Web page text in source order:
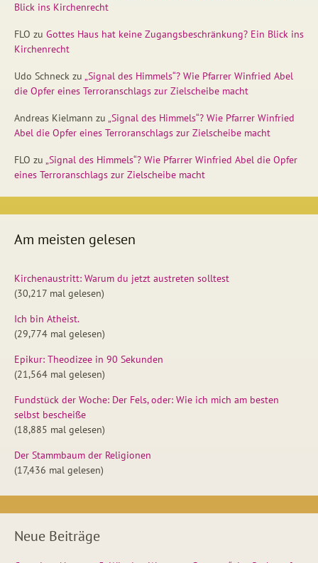
Blick ins Kirchenrecht
FLO zu Gottes Haus hat keine Zugangsbeschränkung? Ein Blick ins
Kirchenrecht
Udo Schneck zu „Signal des Himmels“? Wie Pfarrer Winfried Abel
die Opfer eines Terroranschlags zur Zielscheibe macht
Andreas Kielmann zu „Signal des Himmels“? Wie Pfarrer Winfried
Abel die Opfer eines Terroranschlags zur Zielscheibe macht
FLO zu „Signal des Himmels“? Wie Pfarrer Winfried Abel die Opfer
eines Terroranschlags zur Zielscheibe macht
Am meisten gelesen
Kirchenaustritt: Warum du jetzt austreten solltest
(30,217 mal gelesen)
Ich bin Atheist.
(29,774 mal gelesen)
Epikur: Theodizee in 90 Sekunden
(21,564 mal gelesen)
Fundstück der Woche: Der Fels, oder: Wie ich mich am besten
selbst bescheiße
(18,885 mal gelesen)
Der Stammbaum der Religionen
(17,436 mal gelesen)
Neue Beiträge